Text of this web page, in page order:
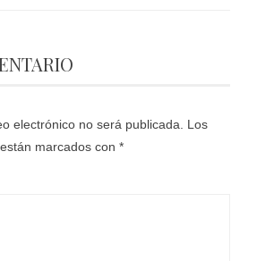
electrónico no será publicada.
Los
marcados con *